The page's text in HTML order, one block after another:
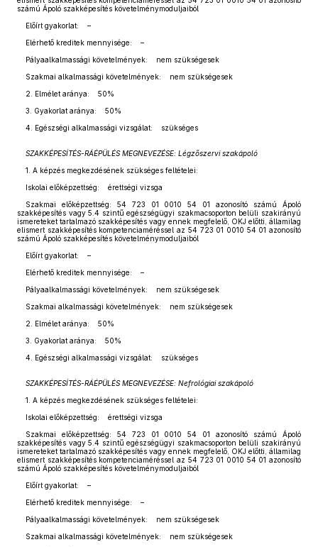
számú Ápoló szakképesítés követelménymoduljaiból
Előírt gyakorlat: –
Elérhető kreditek mennyisége: –
Pályaalkalmassági követelmények: nem szükségesek
Szakmai alkalmassági követelmények: nem szükségesek
2. Elmélet aránya: 50%
3. Gyakorlat aránya: 50%
4. Egészségi alkalmassági vizsgálat: szükséges
SZAKKÉPESÍTÉS-RÁÉPÜLÉS MEGNEVEZÉSE: Légzőszervi szakápoló
1. A képzés megkezdésének szükséges feltételei:
Iskolai előképzettség: érettségi vizsga
Szakmai előképzettség: 54 723 01 0010 54 01 azonosító számú Ápoló
szakképesítés vagy 5.4 szintű egészségügyi szakmacsoporton belüli szakirányú
ismereteket tartalmazó szakképesítés vagy ennek megfelelő, OKJ előtti, államilag
elismert szakképesítés kompetenciaméréssel az 54 723 01 0010 54 01 azonosító
számú Ápoló szakképesítés követelménymoduljaiból
Előírt gyakorlat: –
Elérhető kreditek mennyisége: –
Pályaalkalmassági követelmények: nem szükségesek
Szakmai alkalmassági követelmények: nem szükségesek
2. Elmélet aránya: 50%
3. Gyakorlat aránya: 50%
4. Egészségi alkalmassági vizsgálat: szükséges
SZAKKÉPESÍTÉS-RÁÉPÜLÉS MEGNEVEZÉSE: Nefrológiai szakápoló
1. A képzés megkezdésének szükséges feltételei:
Iskolai előképzettség: érettségi vizsga
Szakmai előképzettség: 54 723 01 0010 54 01 azonosító számú Ápoló
szakképesítés vagy 5.4 szintű egészségügyi szakmacsoporton belüli szakirányú
ismereteket tartalmazó szakképesítés vagy ennek megfelelő, OKJ előtti, államilag
elismert szakképesítés kompetenciaméréssel az 54 723 01 0010 54 01 azonosító
számú Ápoló szakképesítés követelménymoduljaiból
Előírt gyakorlat: –
Elérhető kreditek mennyisége: –
Pályaalkalmassági követelmények: nem szükségesek
Szakmai alkalmassági követelmények: nem szükségesek